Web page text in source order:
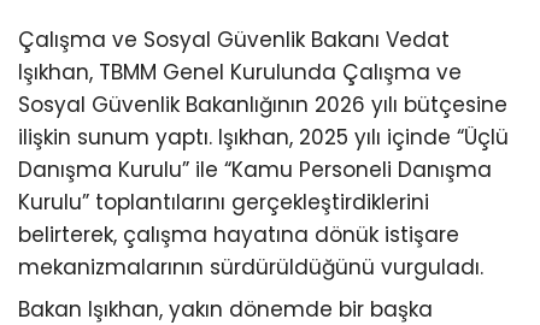
Çalışma ve Sosyal Güvenlik Bakanı Vedat
Işıkhan, TBMM Genel Kurulunda Çalışma ve
Sosyal Güvenlik Bakanlığının 2026 yılı bütçesine
ilişkin sunum yaptı. Işıkhan, 2025 yılı içinde “Üçlü
Danışma Kurulu” ile “Kamu Personeli Danışma
Kurulu” toplantılarını gerçekleştirdiklerini
belirterek, çalışma hayatına dönük istişare
mekanizmalarının sürdürüldüğünü vurguladı.
Bakan Işıkhan, yakın dönemde bir başka